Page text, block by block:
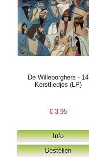
De Willeborghers - 14
Kerstliedjes (LP)
€3.95